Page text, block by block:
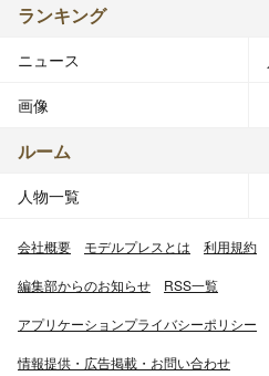
ランキング
ニュース
画像
ルーム
人物一覧
会社概要 モデルプレスとは 利用規約
編集部からのお知らせ RSS一覧
アプリケーションプライバシーポリシー
情報提供・広告掲載・お問い合わせ